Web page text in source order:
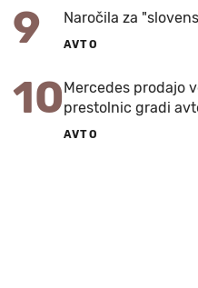
9 Naročila za
AVTO
10Mercedes prodajo
prestolnic gradi
AVTO